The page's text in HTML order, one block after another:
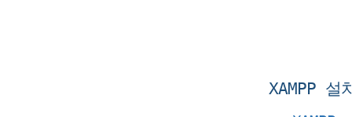
XAMPP 설